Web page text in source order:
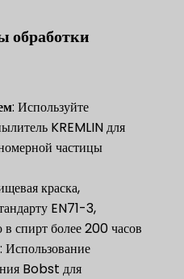
обработки
: Используйте
KREMLIN для
частицы
краска,
EN71-3,
спирт более 200 часов
: Использование
Bobst для